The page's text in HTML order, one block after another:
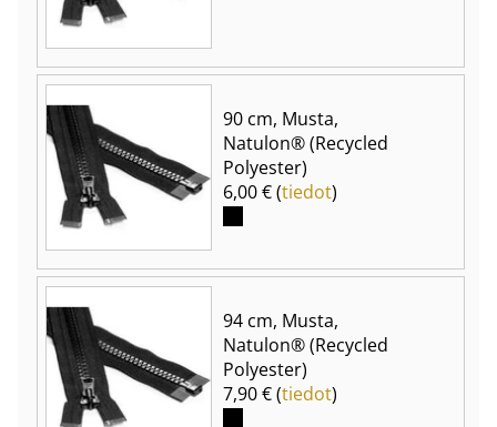
90 cm, Musta,
Natulon® (Recycled
Polyester)
6,00 € (tiedot)
94 cm, Musta,
Natulon® (Recycled
Polyester)
7,90 € (tiedot)